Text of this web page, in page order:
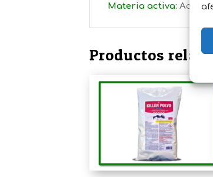
Materia activa:
Productos